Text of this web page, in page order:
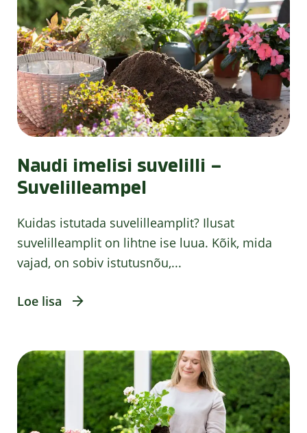
Naudi imelisi suvelilli –
Suvelilleampel
Kuidas istutada suvelilleamplit? Ilusat
suvelilleamplit on lihtne ise luua. Kõik, mida
vajad, on sobiv istutusnõu,...
Loe lisa